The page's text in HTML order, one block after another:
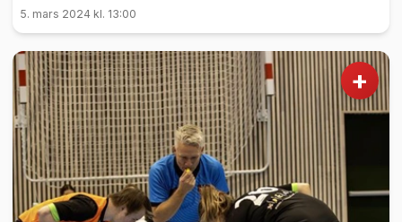
5. mars 2024 kl. 13:00
+